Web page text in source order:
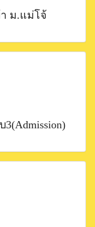
ม.แม่โจ้